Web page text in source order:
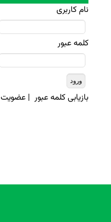
نام کاربری
کلمه عبور
بازيابی کلمه عبور |عضويت